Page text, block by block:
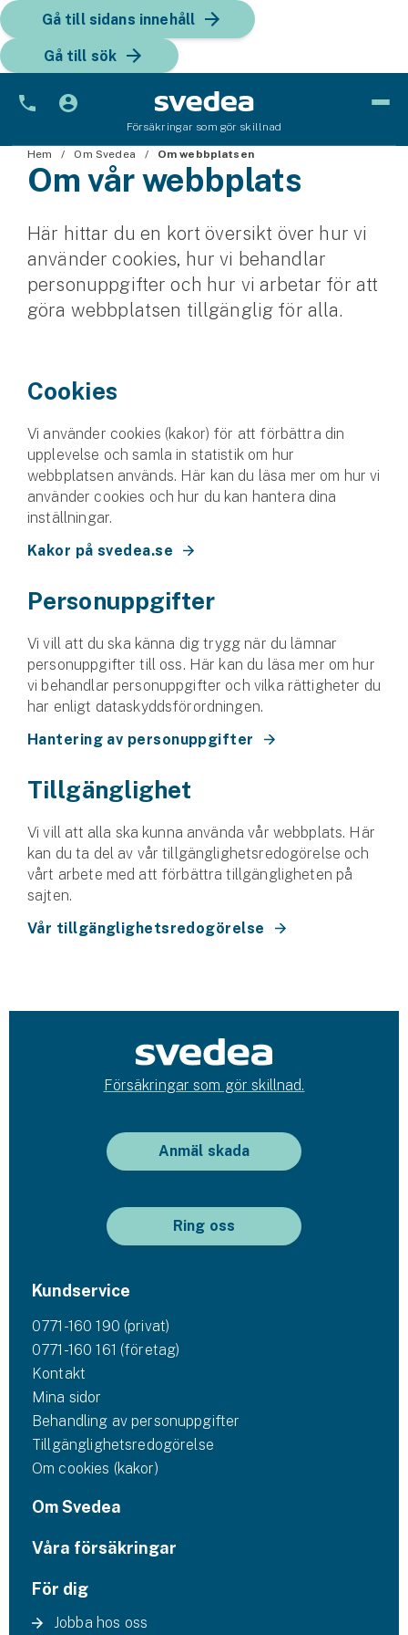
Gå till sidans innehåll
Gå till sök
Försäkringar som gör skillnad
Bil
Bilförsäkring för företag
Fordon
Snöskoterförsäkring
Släpvagnsförsäkring
Husvagnsförsäkring
Motorcykel
Mc-försäkring
Märkesförsäkringar
Märkesförsäkringar
Vattenskoterförsäkring
Djur
Hundförsäkring
Jakthundsförsäkring
Hyresrättsförsäkring
Fritidshusförsäkring
Bilförsäkring för företag
Släpvagnsförsäkring
För förmedlare
Gruppförsäkringar
Hem Om Svedea Om webbplatsen
Om vår webbplats
Här hittar du en kort översikt över hur vi
använder cookies, hur vi behandlar
person­uppgifter och hur vi arbetar för att
göra webbplatsen tillgänglig för alla.
Cookies
Vi använder cookies (kakor) för att förbättra din
upplevelse och samla in statistik om hur
webbplatsen används. Här kan du läsa mer om hur vi
använder cookies och hur du kan hantera dina
inställningar.
Kakor på svedea.se
Personuppgifter
Vi vill att du ska känna dig trygg när du lämnar
personuppgifter till oss. Här kan du läsa mer om hur
vi behandlar personuppgifter och vilka rättigheter du
har enligt dataskydds­förordningen.
Hantering av personuppgifter
Tillgänglighet
Vi vill att alla ska kunna använda vår webbplats. Här
kan du ta del av vår tillgänglighets­redogörelse och
vårt arbete med att förbättra tillgängligheten på
sajten.
Vår tillgänglighetsredogörelse
Försäkringar som gör skillnad.
Anmäl skada
Ring oss
Kundservice
0771-160 190 (privat)
0771-160 161 (företag)
Kontakt
Mina sidor
Behandling av personuppgifter
Tillgänglighetsredogörelse
Om cookies (kakor)
Om Svedea
Våra försäkringar
För dig
Jobba hos oss